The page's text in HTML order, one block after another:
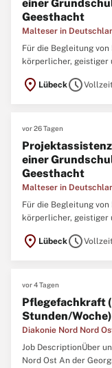
einer
Geesthacht
Malteser in
Für die Begleitung
körperlicher, geistiger
zum Schuljahr 2026/
während der
location_on Lübeckschedule
vor 26 Tagen
einer
Geesthacht
Malteser in
Für die Begleitung
körperlicher, geistiger
zum Schuljahr 2026/
während der
location_on Lübeckschedule
vor 4 Tagen
Pflegefachkraft
Stunden/
Diakonie Nord Nord
Job DescriptionÜber
Nord Ost An der